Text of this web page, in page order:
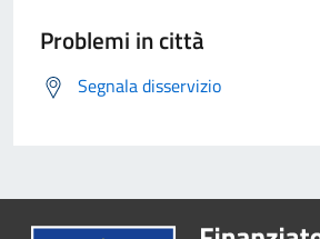
Problemi in città
Segnala disservizio